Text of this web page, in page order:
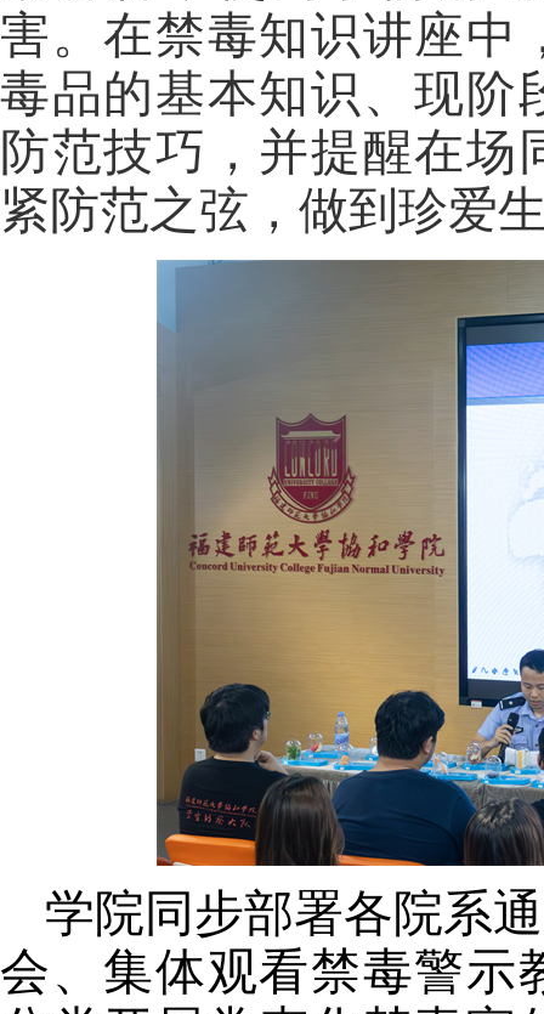
害。在禁毒知识讲座中
毒品的基本知识、现阶
防范技巧，并提醒在场
紧防范之弦，做到 珍爱
学院同步部署各院系
会、集体观看禁毒警示